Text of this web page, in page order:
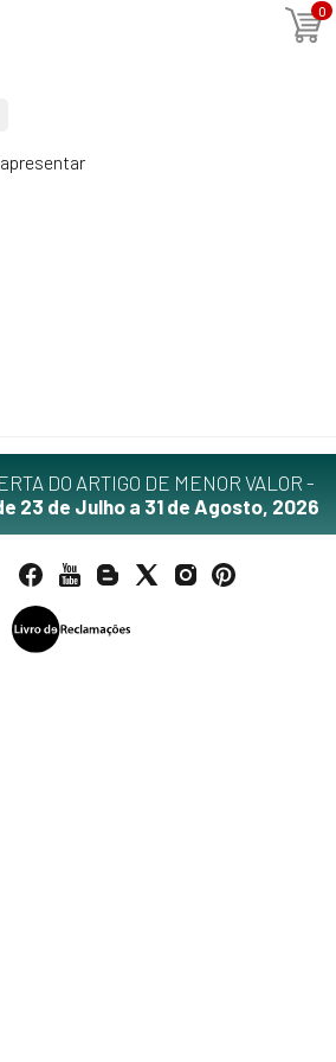
0
DO ARTIGO DE MENOR VALOR -
23 de Julho a 31 de Agosto, 2026